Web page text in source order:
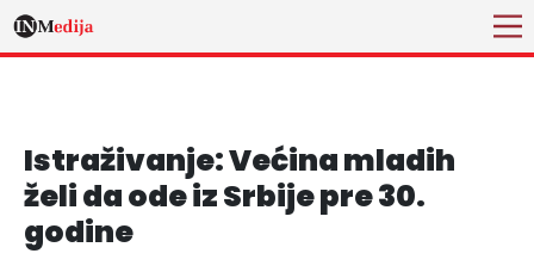
Istraživanje: Većina mladih
želi da ode iz Srbije pre 30.
godine